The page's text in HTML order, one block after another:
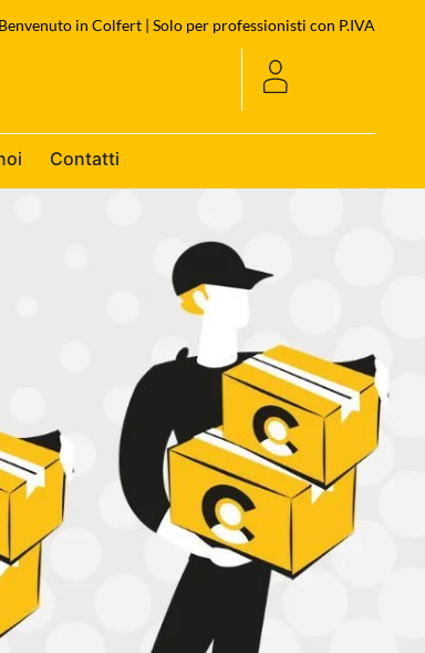
Benvenuto in Colfert | Solo per professionisti con P.IVA
Contatti